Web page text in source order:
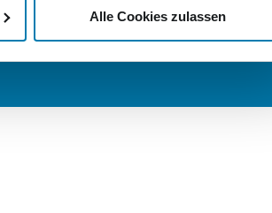
Alle Cookies zulassen